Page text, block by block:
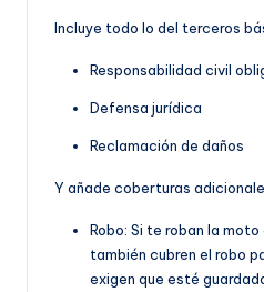
Incluye todo lo del terceros
Responsabilidad civil
Defensa jurídica
Reclamación de daños
Y añade coberturas
Robo: Si te roban la
también cubren el robo
exigen que esté